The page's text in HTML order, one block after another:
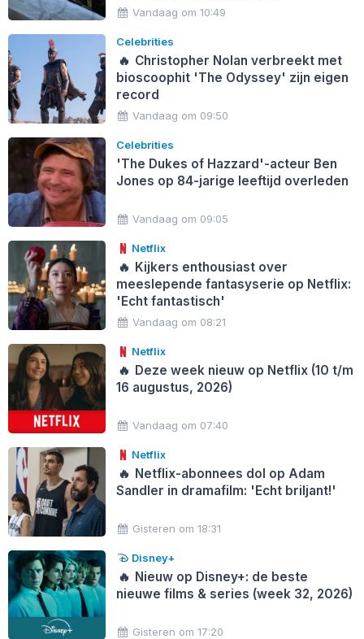
Vandaag om 10:49
Celebrities
🔥 Christopher Nolan verbreekt met
bioscoophit 'The Odyssey' zijn eigen
record
Vandaag om 09:50
Celebrities
'The Dukes of Hazzard'-acteur Ben
Jones op 84-jarige leeftijd overleden
Vandaag om 09:05
Netflix
🔥 Kijkers enthousiast over
meeslepende fantasyserie op Netflix:
'Echt fantastisch'
Vandaag om 08:21
Netflix
🔥 Deze week nieuw op Netflix (10 t/m
16 augustus, 2026)
Vandaag om 07:40
Netflix
🔥 Netflix-abonnees dol op Adam
Sandler in dramafilm: 'Echt briljant!'
Gisteren om 18:31
Disney+
🔥 Nieuw op Disney+: de beste
nieuwe films & series (week 32, 2026)
Gisteren om 17:20